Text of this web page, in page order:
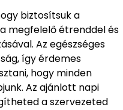
biztosítsuk a
megfelelő étrenddel és
Az egészséges
így érdemes
hogy minden
Az ajánlott napi
a szervezeted